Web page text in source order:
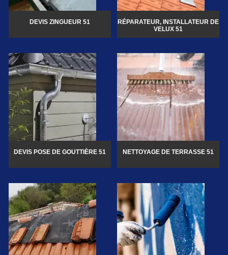
DEVIS ZINGUEUR 51
RÉPARATEUR, INSTALLATEUR DE
VELUX 51
DEVIS POSE DE GOUTTIÈRE 51 NETTOYAGE DE TERRASSE 51